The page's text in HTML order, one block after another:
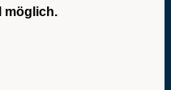
möglich.